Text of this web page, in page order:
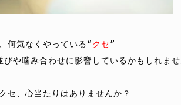
何気なくやっている“クセ”——
や噛み合わせに影響しているかもしれま
セ、心当たりはありませんか？